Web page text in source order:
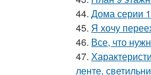
44. Дома серии
45. Я хочу
46. Все, что
47.
ленте,